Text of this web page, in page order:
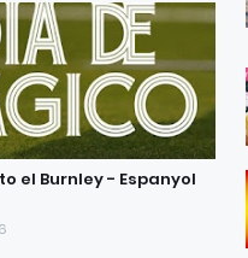
el Burnley - Espanyol